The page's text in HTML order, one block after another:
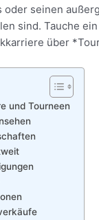
seinen
sind. Tauche
über
und Tourneen